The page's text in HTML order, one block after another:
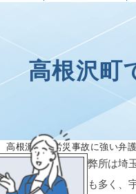
高根沢町
高根沢町で労災事故に強い弁
弊所は埼
も多く、